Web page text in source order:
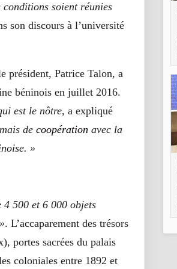
soient réunies
son discours à l’université
président, Patrice Talon, a
béninois en juillet 2016.
est le nôtre, a expliqué
de coopération avec la
»
4 500 et 6 000 objets
. L’accaparement des trésors
portes sacrées du palais
coloniales entre 1892 et